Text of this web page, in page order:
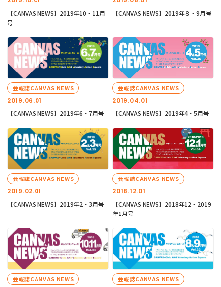
【CANVAS NEWS】2019年10・11月
号
【CANVAS NEWS】2019年８・9月号
2019.06.01
会報誌CANVAS NEWS
【CANVAS NEWS】2019年6・7月号
2019.04.01
会報誌CANVAS NEWS
【CANVAS NEWS】2019年4・5月号
2019.02.01
会報誌CANVAS NEWS
【CANVAS NEWS】2019年2・3月号
2018.12.01
会報誌CANVAS NEWS
【CANVAS NEWS】2018年12・2019
年1月号
会報誌CANVAS NEWS 会報誌CANVAS NEWS